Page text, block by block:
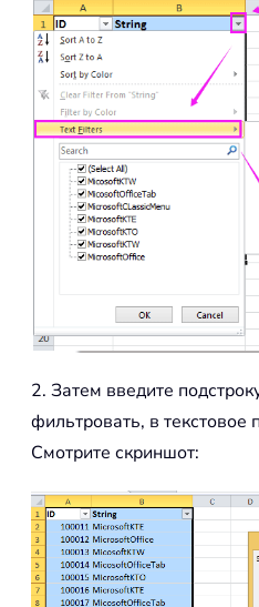
2. Затем введите
фильтровать, в текстовое
Смотрите скриншот: